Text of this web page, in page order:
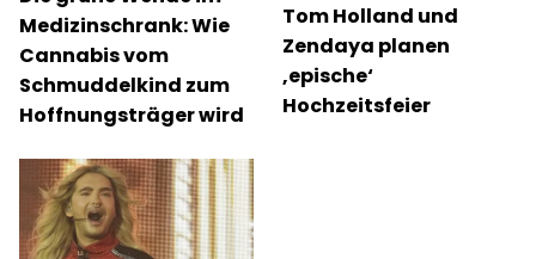
Medizinschrank: Wie
Cannabis vom
Schmuddelkind zum
Hoffnungsträger wird
Tom Holland und
Zendaya planen
‚epische‘
Hochzeitsfeier